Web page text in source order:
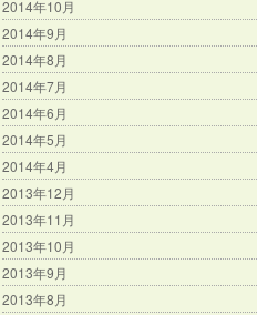
2014年10月
2014年9月
2014年8月
2014年7月
2014年6月
2014年5月
2014年4月
2013年12月
2013年11月
2013年10月
2013年9月
2013年8月